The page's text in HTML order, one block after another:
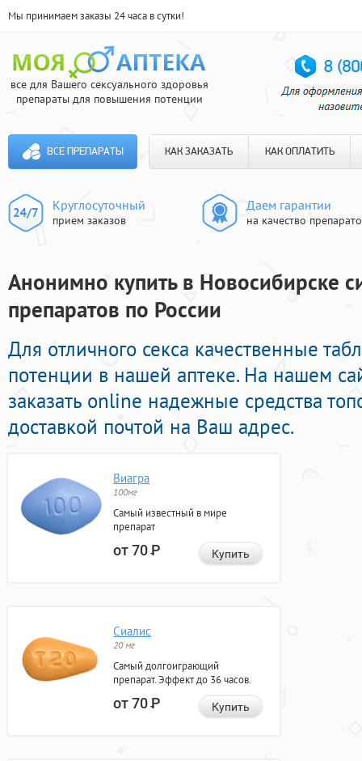
Мы принимаем заказы 24 часа в сутки!
все для Вашего сексуального здоровья
препараты для повышения потенции
ВСЕ ПРЕПАРАТЫ КАК ЗАКАЗАТЬ КАК ОПЛАТИТЬ
Круглосуточный
прием заказов
Даем гарантии
на качество
Анонимно купить в Новосибирске
препаратов по России
Для отличного секса качественные
потенции в нашей аптеке. На нашем
заказать online надежные средства
доставкой почтой на Ваш адрес.
Виагра
100мг
Самый известный в мире
препарат
от 70Р Купить
Сиалис
20 мг
Самый долгоиграющий
препарат. Эффект до 36 часов.
от 70Р Купить